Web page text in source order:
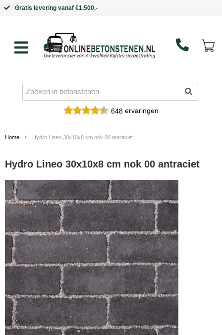
Binnen 5 werkdagen in huis
648ervaringen
Home Hydro Lineo 30x10x8 cm nok 00 antraciet
Hydro Lineo 30x10x8 cm nok 00 antraciet